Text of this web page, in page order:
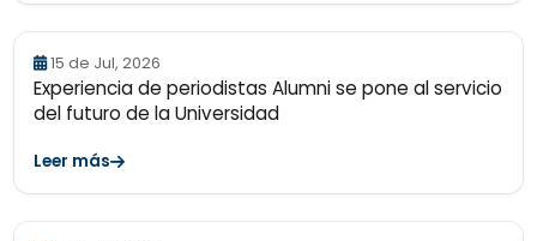
15 de Jul, 2026
Experiencia de periodistas Alumni se pone al servicio
del futuro de la Universidad
Leer más